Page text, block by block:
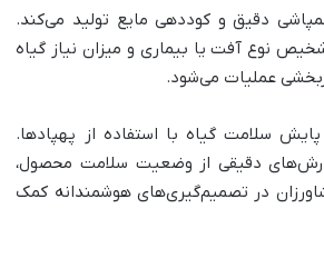
دقیق و کوددهی مایع تولید می‌کند.
نوع آفت یا بیماری و میزان نیاز گیاه
عملیات می‌شود.
سلامت گیاه با استفاده از پهپادها.
دقیقی از وضعیت سلامت محصول،
در تصمیم‌گیری‌های هوشمندانه کمک